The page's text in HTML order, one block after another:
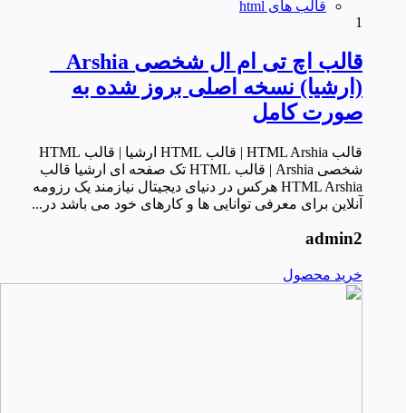
قالب های html
1
(ارشیا) نسخه اصلی بروز شده به
صورت کامل
قالب HTML Arshia | قالب HTML ارشیا | قالب HTML
شخصی Arshia | قالب HTML تک صفحه ای ارشیا قالب
HTML Arshia هرکس در دنیای دیجیتال نیازمند یک رزومه
آنلاین برای معرفی توانایی ها و کارهای خود می باشد در...
admin2
خرید محصول